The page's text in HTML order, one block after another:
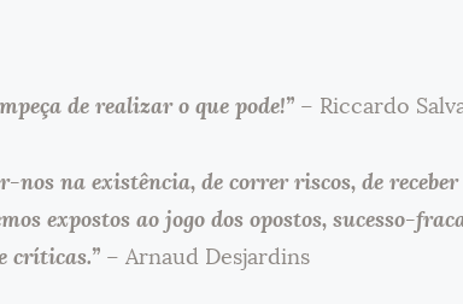
de realizar o que pode!” – Riccardo
nos na existência, de correr riscos, de receber
expostos ao jogo dos opostos, sucesso-
críticas.” – Arnaud Desjardins